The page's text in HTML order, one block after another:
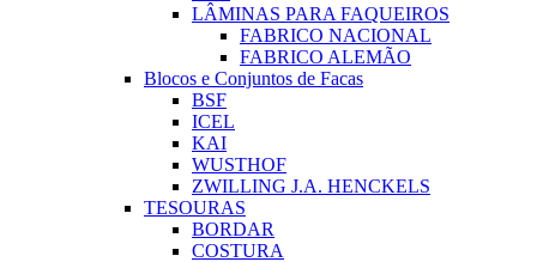
LÂMINAS PARA FAQUEIROS
FABRICO NACIONAL
FABRICO ALEMÃO
Blocos e Conjuntos de Facas
BSF
ICEL
KAI
WUSTHOF
ZWILLING J.A. HENCKELS
TESOURAS
BORDAR
COSTURA